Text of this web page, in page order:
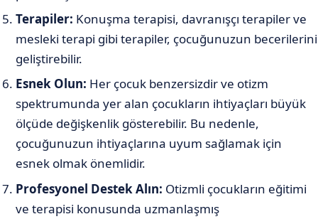
Terapiler: Konuşma terapisi, davranışçı terapiler ve
mesleki terapi gibi terapiler, çocuğunuzun becerilerini
geliştirebilir.
Esnek Olun: Her çocuk benzersizdir ve otizm
spektrumunda yer alan çocukların ihtiyaçları büyük
ölçüde değişkenlik gösterebilir. Bu nedenle,
çocuğunuzun ihtiyaçlarına uyum sağlamak için
esnek olmak önemlidir.
Profesyonel Destek Alın: Otizmli çocukların eğitimi
ve terapisi konusunda uzmanlaşmış